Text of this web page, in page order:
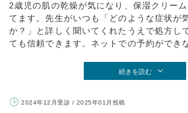
2歳児の肌の乾燥が気になり、保湿クリー
てます。先生がいつも「どのような症状が
か？」と詳しく聞いてくれたうえで処方し
ても信頼できます。ネットでの予約ができ
続きを読む
2024年12月受診 / 2025年01月投稿